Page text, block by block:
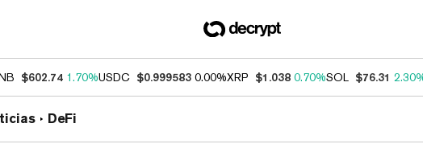
$602.74 1.70%USDC $0.999583 0.00%XRP $1.038 0.70%SOL $76.31
DeFi